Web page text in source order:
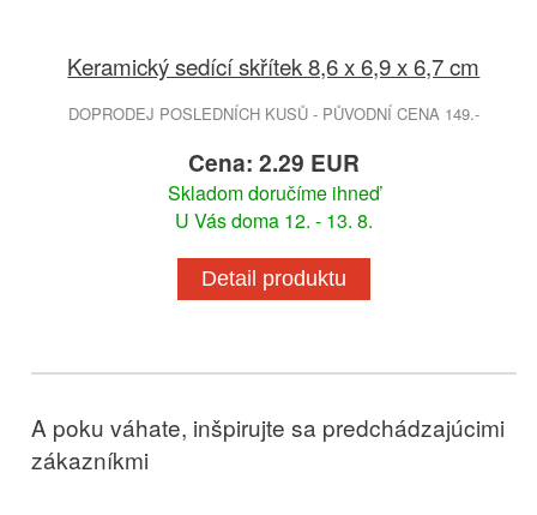
Keramický sedící skřítek 8,6 x 6,9 x 6,7 cm
DOPRODEJ POSLEDNÍCH KUSŮ - PŮVODNÍ CENA 149.-
Cena: 2.29 EUR
Skladom doručíme ihneď
U Vás doma 12. - 13. 8.
Detail produktu
A poku váhate, inšpirujte sa predchádzajúcimi
zákazníkmi